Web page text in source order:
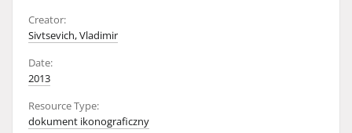
Creator:
Sivtsevich, Vladimir
Date:
2013
Resource Type:
dokument ikonograficzny